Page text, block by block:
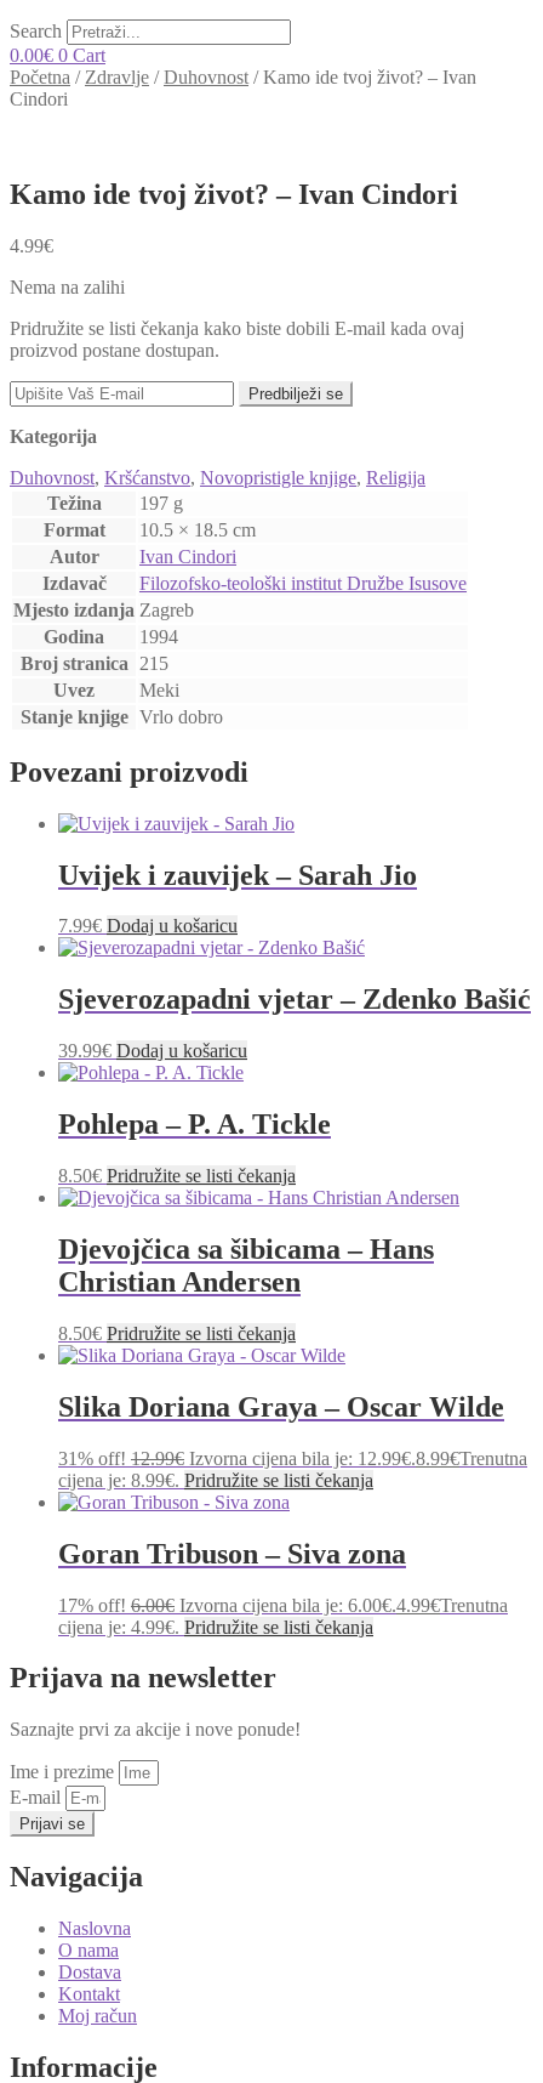
Search
0.00€ 0 Cart
Početna / Zdravlje /Duhovnost /Kamo ide tvoj život? – Ivan
Cindori
Kamo ide tvoj život? – Ivan Cindori
4.99€
Nema na zalihi
Pridružite se listi čekanja kako biste dobili E-mail kada ovaj
proizvod postane dostupan.
Predbilježi se
Kategorija
Duhovnost, Kršćanstvo, Novopristigle knjige, Religija
Težina
197 g
Format
10.5 × 18.5 cm
Autor
Ivan Cindori
Izdavač
Filozofsko-teološki institut Družbe Isusove
Mjesto izdanja Zagreb
Godina
1994
Broj stranica
215
Uvez
Meki
Stanje knjige Vrlo dobro
Povezani proizvodi
Uvijek i zauvijek – Sarah Jio
7.99€ Dodaj u košaricu
Sjeverozapadni vjetar – Zdenko Bašić
39.99€ Dodaj u košaricu
Pohlepa – P. A. Tickle
8.50€ Pridružite se listi čekanja
Djevojčica sa šibicama – Hans
Christian Andersen
8.50€ Pridružite se listi čekanja
Slika Doriana Graya – Oscar Wilde
31% off! 12.99€ Izvorna cijena bila je: 12.99€.8.99€Trenutna
cijena je: 8.99€. Pridružite se listi čekanja
Goran Tribuson – Siva zona
17% off! 6.00€ Izvorna cijena bila je: 6.00€.4.99€Trenutna
cijena je: 4.99€. Pridružite se listi čekanja
Prijava na newsletter
Saznajte prvi za akcije i nove ponude!
Ime i prezime
E-mail
Prijavi se
Navigacija
Naslovna
O nama
Dostava
Kontakt
Moj račun
Informacije